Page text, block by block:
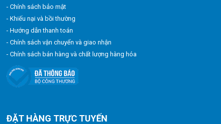
- Chính sách bảo mật
- Khiếu nại và bồi thường
- Hướng dẫn thanh toán
- Chính sách vận chuyển và giao nhận
- Chính sách bán hàng và chất lượng hàng hóa
ĐẶT HÀNG TRỰC TUYẾN